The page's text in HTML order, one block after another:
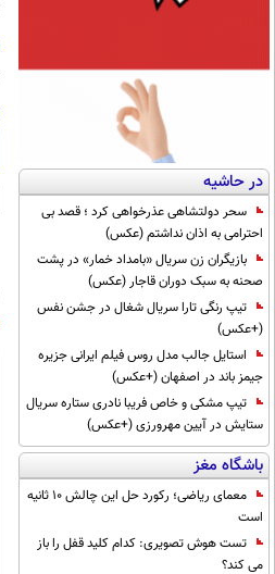
در حاشیه
سحر دولتشاهی عذرخواهی کرد ؛ قصد بی
احترامی به اذان نداشتم (عکس)
بازیگران زن سریال «بامداد خمار» در پشت
صحنه به سبک دوران قاجار (عکس)
تیپ رنگی تارا سریال شغال در جشن نفس
(+عکس)
استایل جالب مدل روس فیلم ایرانی جزیره
جیمز باند در اصفهان (+عکس)
تیپ مشکی و خاص فریبا نادری ستاره سریال
ستایش در آیین مهرورزی (+عکس)
باشگاه مغز
معمای ریاضی؛ رکورد حل این چالش 10 ثانیه
است
تست هوش تصویری: کدام کلید قفل را باز
می کند؟